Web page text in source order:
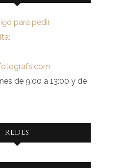
para pedir
de 9:00 a 13:00 y de
REDES